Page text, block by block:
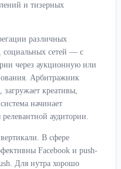
и тизерных
различных
сетей — с
через аукционную или
Арбитражник
загружает креативы,
начинает
аудитории.
В сфере
Facebook и push-
Для нутра хорошо